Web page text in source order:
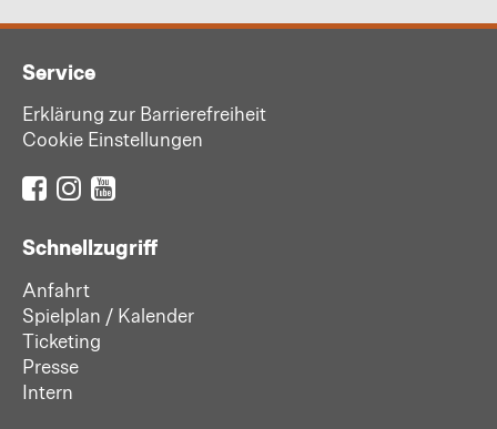
Service
Erklärung zur Barrierefreiheit
Cookie Einstellungen
Schnellzugriff
Anfahrt
Spielplan / Kalender
Ticketing
Presse
Intern